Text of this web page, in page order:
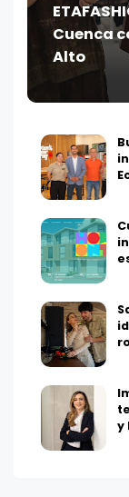
Cuenca
Alto
y